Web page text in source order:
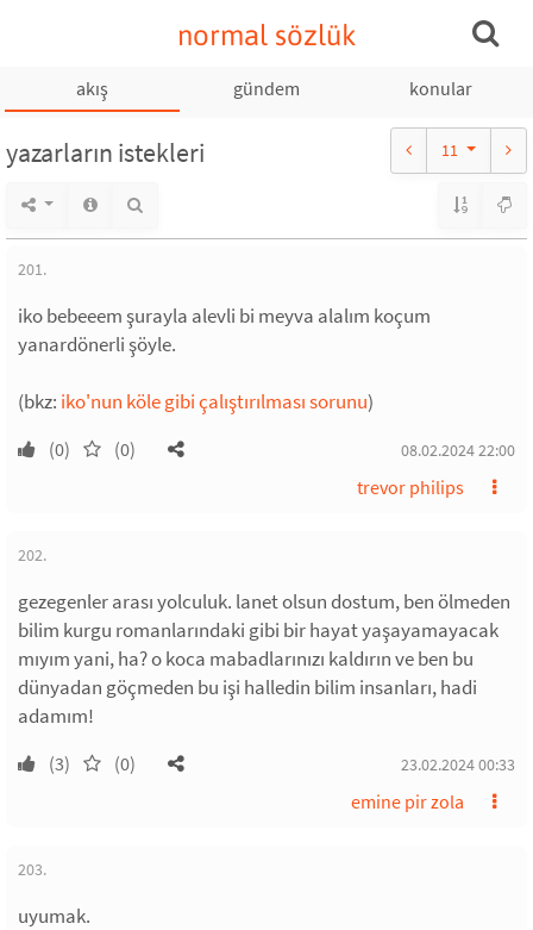
normal sözlük
akış gündem konular
yazarların istekleri 11
201.
iko bebeeem şurayla alevli bi meyva alalım koçum
yanardönerli şöyle.
(bkz: iko'nun köle gibi çalıştırılması sorunu)
(0) (0) 08.02.2024 22:00
trevor philips
202.
gezegenler arası yolculuk. lanet olsun dostum, ben ölmeden
bilim kurgu romanlarındaki gibi bir hayat yaşayamayacak
mıyım yani, ha? o koca mabadlarınızı kaldırın ve ben bu
dünyadan göçmeden bu işi halledin bilim insanları, hadi
adamım!
(3) (0) 23.02.2024 00:33
emine pir zola
203.
uyumak.